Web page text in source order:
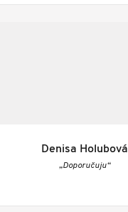
Denisa Holubová
„Doporučuju“